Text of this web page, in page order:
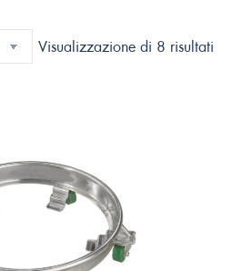
Visualizzazione di 8 risultati